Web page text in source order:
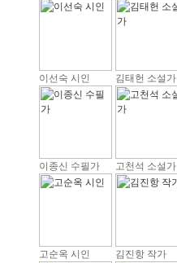
이선숙 시인 김태헌 소설가
이종신 수필가 고천석 소설가
고순옥 시인 김진항 작가